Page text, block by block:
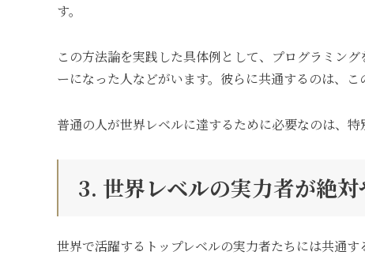
す。
この方法論を実践した具体例として、プログラミン
ーになった人などがいます。彼らに共通するのは、
普通の人が世界レベルに達するために必要なのは、
3. 世界レベルの実力者が絶
世界で活躍するトップレベルの実力者たちには共通